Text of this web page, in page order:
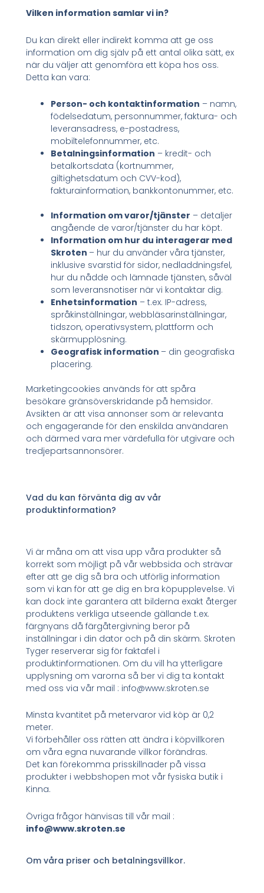
Vilken information samlar vi in?
Du kan direkt eller indirekt komma att ge oss
information om dig själv på ett antal olika sätt, ex
när du väljer att genomföra ett köpa hos oss.
Detta kan vara:
Person- och kontaktinformation – namn,
födelsedatum, personnummer, faktura- och
leveransadress, e-postadress,
mobiltelefonnummer, etc.
Betalningsinformation – kredit- och
betalkortsdata (kortnummer,
giltighetsdatum och CVV-kod),
fakturainformation, bankkontonummer, etc.
Information om varor/tjänster – detaljer
angående de varor/tjänster du har köpt.
Information om hur du interagerar med
Skroten – hur du använder våra tjänster,
inklusive svarstid för sidor, nedladdningsfel,
hur du nådde och lämnade tjänsten, såväl
som leveransnotiser när vi kontaktar dig.
Enhetsinformation – t.ex. IP-adress,
språkinställningar, webbläsarinställningar,
tidszon, operativsystem, plattform och
skärmupplösning.
Geografisk information – din geografiska
placering.
Marketingcookies används för att spåra
besökare gränsöverskridande på hemsidor.
Avsikten är att visa annonser som är relevanta
och engagerande för den enskilda användaren
och därmed vara mer värdefulla för utgivare och
tredjepartsannonsörer.
Vad du kan förvänta dig av vår
produktinformation?
Vi är måna om att visa upp våra produkter så
korrekt som möjligt på vår webbsida och strävar
efter att ge dig så bra och utförlig information
som vi kan för att ge dig en bra köpupplevelse. Vi
kan dock inte garantera att bilderna exakt återger
produktens verkliga utseende gällande t.ex.
färgnyans då färgåtergivning beror på
inställningar i din dator och på din skärm. Skroten
Tyger reserverar sig för faktafel i
produktinformationen. Om du vill ha ytterligare
upplysning om varorna så ber vi dig ta kontakt
med oss via vår mail : info@www.skroten.se
Minsta kvantitet på metervaror vid köp är 0,2
meter.
Vi förbehåller oss rätten att ändra i köpvillkoren
om våra egna nuvarande villkor förändras.
Det kan förekomma prisskillnader på vissa
produkter i webbshopen mot vår fysiska butik i
Kinna.
Övriga frågor hänvisas till vår mail :
info@www.skroten.se
Om våra priser och betalningsvillkor.